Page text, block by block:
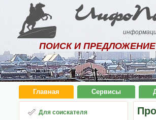
ПОИСК И
Главная Сервисы
Для соискателя